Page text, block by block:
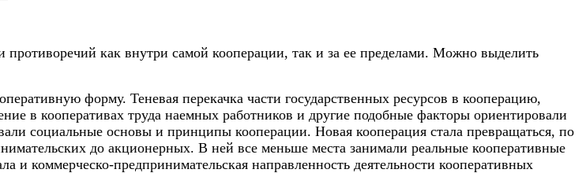
как внутри самой кооперации, так и за ее пределами. Можно выделить
форму. Теневая перекачка части государственных ресурсов в кооперацию,
в кооперативах труда наемных работников и другие подобные факторы ориентировали
социальные основы и принципы кооперации. Новая кооперация стала превращаться, по
до акционерных. В ней все меньше места занимали реальные кооперативные
коммерческо-предпринимательская направленность деятельности кооперативных